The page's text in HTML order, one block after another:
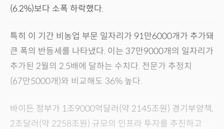
(6.2%)보다 소폭 하락했다.
특히 이 기간 비농업 부문 일자리가 91만6000개가 추가돼
큰 폭의 반등세를 나타냈다. 이는 37만9000개의 일자리가
추가된 2월의 2.5배에 달하는 수치다. 전문가 추정치
(67만5000개)와 비교해도 36% 높다.
바이든 정부가 1조9000억달러(약 2145조원) 경기부양책,
2조달러(약 2258조원) 규모의 인프라 투자를 추진하고